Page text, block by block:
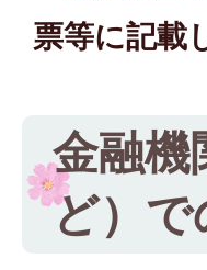
票等に記載
金融機
ど）で